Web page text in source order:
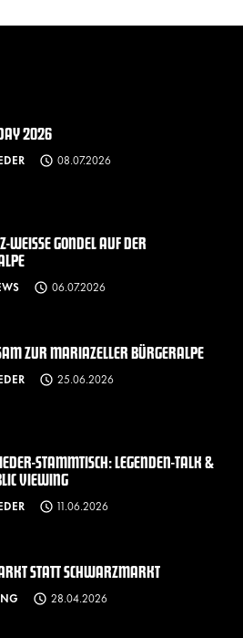
2026
08.07.2026
WEISSE GONDEL AUF DER B
06.07.2026
ZUR MARIAZELLER BÜRGERALPE
25.06.2026
STAMMTISCH: LEGENDEN-TALK &
VIEWING
11.06.2026
STATT SCHWARZMARKT
28.04.2026